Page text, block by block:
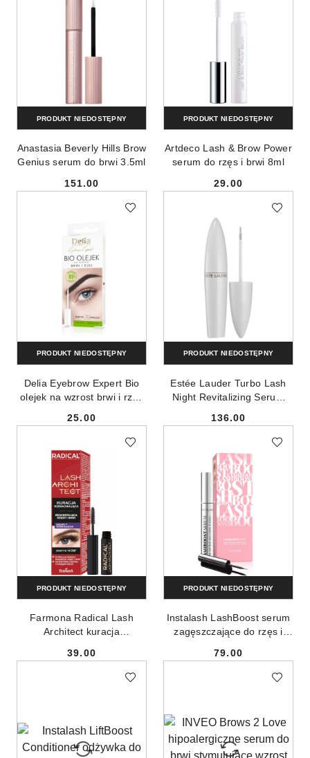
Anastasia Beverly Hills Brow
Genius serum do brwi 3.5ml
Cena:
151.00
PRODUKT NIEDOSTĘPNY
Artdeco Lash & Brow Power
serum do rzęs i brwi 8ml
Cena:
29.00
PRODUKT NIEDOSTĘPNY
Delia Eyebrow Expert Bio
olejek na wzrost brwi i rzęs
Cena:
25.00
PRODUKT NIEDOSTĘPNY
Estée Lauder Turbo Lash
Night Revitalizing Serum
serum do rzęs i brwi 6ml
Cena:
136.00
PRODUKT NIEDOSTĘPNY
Farmona Radical Lash
Architect kuracja
rzęsy i brwi 5ml
Cena:
39.00
PRODUKT NIEDOSTĘPNY
Instalash LashBoost serum
zagęszczające do rzęs i
Cena:
79.00
PRODUKT NIEDOSTĘPNY